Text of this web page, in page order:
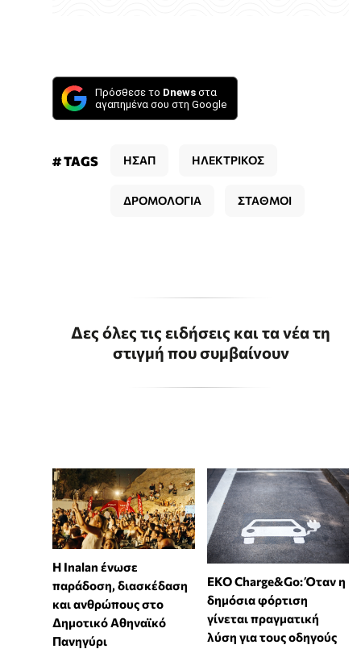
Πρόσθεσε το Dnews στα
αγαπημένα σου στη Google
# TAGS ΗΣΑΠ ΗΛΕΚΤΡΙΚΟΣ
ΔΡΟΜΟΛΟΓΙΑ ΣΤΑΘΜΟΙ
Δες όλες τις ειδήσεις και τα νέα τη
στιγμή που συμβαίνουν
Η Inalan ένωσε
παράδοση, διασκέδαση
και ανθρώπους στο
Δημοτικό Αθηναϊκό
Πανηγύρι
EKO Charge&Go: Όταν η
δημόσια φόρτιση
γίνεται πραγματική
λύση για τους οδηγούς